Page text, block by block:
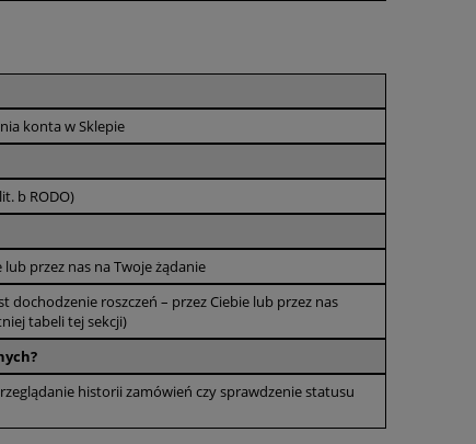
Półka na pachołki ostrzegawcze
430,50 zł
Czapka
90,00 zł
konta w Sklepie
b RODO)
przez nas na Twoje żądanie
roszczeń – przez Ciebie lub przez nas
tabeli tej sekcji)
historii zamówień czy sprawdzenie statusu